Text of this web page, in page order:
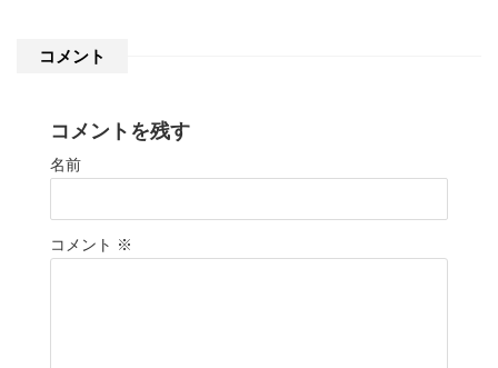
コメント
コメントを残す
名前
コメント ※